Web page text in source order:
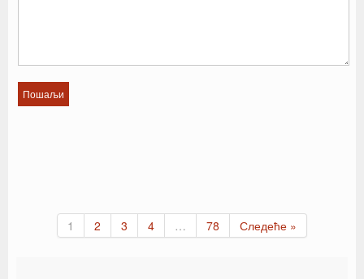
1 2 3 4 … 78 Следеће »